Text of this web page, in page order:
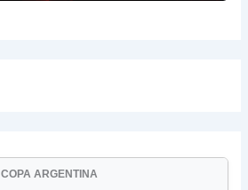
COPA ARGENTINA